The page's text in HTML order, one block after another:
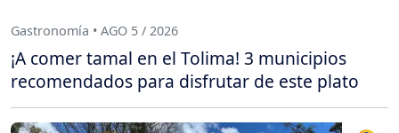
Gastronomía • AGO 5 / 2026
¡A comer tamal en el Tolima! 3 municipios
recomendados para disfrutar de este plato